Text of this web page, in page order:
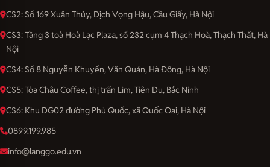
CS2: Số 169 Xuân Thủy, Dịch Vọng Hậu, Cầu Giấy, Hà Nội
CS3: Tầng 3 toà Hoà Lạc Plaza, số 232 cụm 4 Thạch Hoà, Thạch Thất, Hà
Nội
CS4: Số 8 Nguyễn Khuyến, Văn Quán, Hà Đông, Hà Nội
CS5: Tòa Châu Coffee, thị trấn Lim, Tiên Du, Bắc Ninh
CS6: Khu DG02 đường Phủ Quốc, xã Quốc Oai, Hà Nội
0899.199.985
info@langgo.edu.vn